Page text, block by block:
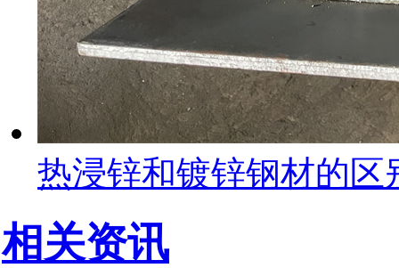
热浸锌和镀锌钢材的区
相关资讯